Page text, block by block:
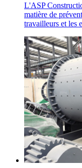
L'ASP
matière de
travailleurs et les